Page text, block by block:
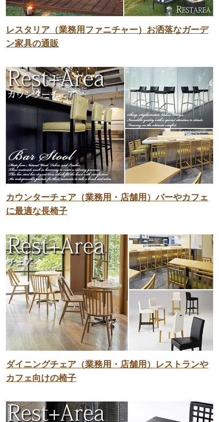
レスタリア（業務用ファニチャー）お洒落なガーデ
ン家具の通販
カウンターチェア（業務用・店舗用）バーやカフェ
に最適な長椅子
ダイニングチェア（業務用・店舗用）レストランや
カフェ向けの椅子